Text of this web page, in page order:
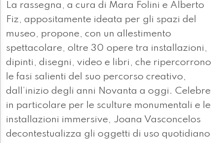
La rassegna, a cura di Mara Folini e Alberto
Fiz, appositamente ideata per gli spazi del
museo, propone, con un allestimento
spettacolare, oltre 30 opere tra installazioni,
dipinti, disegni, video e libri, che ripercorrono
le fasi salienti del suo percorso creativo,
dall’inizio degli anni Novanta a oggi. Celebre
in particolare per le sculture monumentali e le
installazioni immersive, Joana Vasconcelos
decontestualizza gli oggetti di uso quotidiano